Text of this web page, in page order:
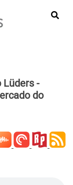
Lüders -
do